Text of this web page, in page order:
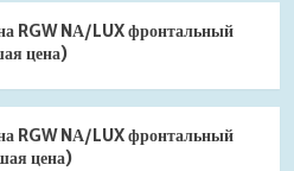
RGW NА/LUX фронтальный
цена)
RGW NА/LUX фронтальный
цена)